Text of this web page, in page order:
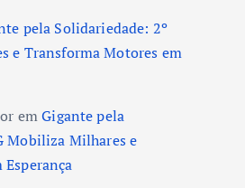
pela Solidariedade: 2º
e Transforma Motores em
emGigante pela
Mobiliza Milhares e